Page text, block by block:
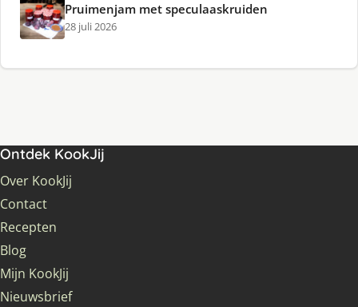
Pruimenjam met speculaaskruiden
28 juli 2026
Ontdek KookJij
Over KookJij
Contact
Recepten
Blog
Mijn KookJij
Nieuwsbrief